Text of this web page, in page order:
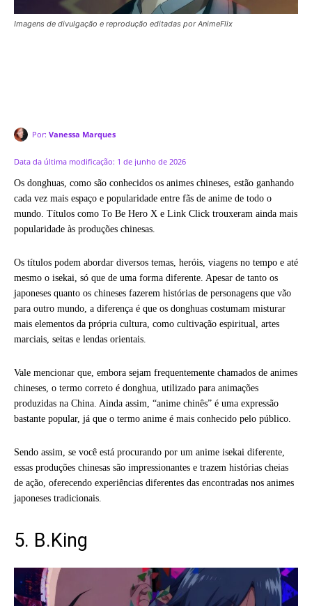
Imagens de divulgação e reprodução editadas por AnimeFlix
Por: Vanessa Marques
Data da última modificação: 1 de junho de 2026
Os donghuas, como são conhecidos os animes chineses, estão ganhando
cada vez mais espaço e popularidade entre fãs de anime de todo o
mundo. Títulos como To Be Hero X e Link Click trouxeram ainda mais
popularidade às produções chinesas.
Os títulos podem abordar diversos temas, heróis, viagens no tempo e até
mesmo o isekai, só que de uma forma diferente. Apesar de tanto os
japoneses quanto os chineses fazerem histórias de personagens que vão
para outro mundo, a diferença é que os donghuas costumam misturar
mais elementos da própria cultura, como cultivação espiritual, artes
marciais, seitas e lendas orientais.
Vale mencionar que, embora sejam frequentemente chamados de animes
chineses, o termo correto é donghua, utilizado para animações
produzidas na China. Ainda assim, “anime chinês” é uma expressão
bastante popular, já que o termo anime é mais conhecido pelo público.
Sendo assim, se você está procurando por um anime isekai diferente,
essas produções chinesas são impressionantes e trazem histórias cheias
de ação, oferecendo experiências diferentes das encontradas nos animes
japoneses tradicionais.
5. B.King